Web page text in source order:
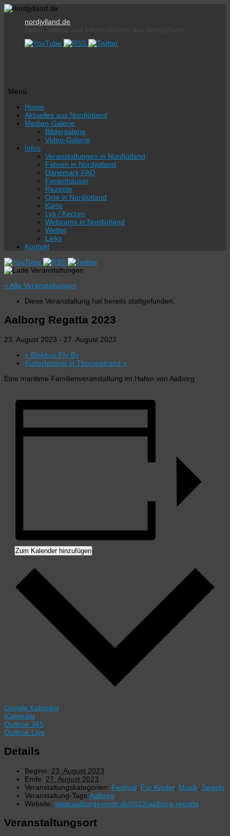
nordjylland.de
Menü
Zum
Inhalt
springen
Home
Aktuelles aus Nordjütland
Medien-Galerie
Bildergalerie
Video-Galerie
Infos
Veranstaltungen in Nordjütland
Fähren in Nordjütland
Dänemark FAQ
Ferienhäuser
Rezepte
Orte in Nordjütland
Karte
Lys / Kerzen
Webcams in Nordjütland
Wetter
Links
Kontakt
« Alle Veranstaltungen
Diese Veranstaltung hat bereits stattgefunden.
Aalborg Regatta 2023
23. August 2023 - 27. August 2023
« Blokhus Fly-By
Kutterfestival in Thorupstrand »
Eine maritime Familienveranstaltung im Hafen von Aalborg
Zum Kalender hinzufügen
Google Kalender
iCalendar
Outlook 365
Outlook Live
Details
Beginn: 23. August 2023
Ende: 27. August 2023
Veranstaltungskategorien: Festival Für Kinder, Musik Segeln
Veranstaltung-Tags:Aalborg
Website: www.aalborgevents.dk/2023/aalborg-regatta
Veranstaltungsort